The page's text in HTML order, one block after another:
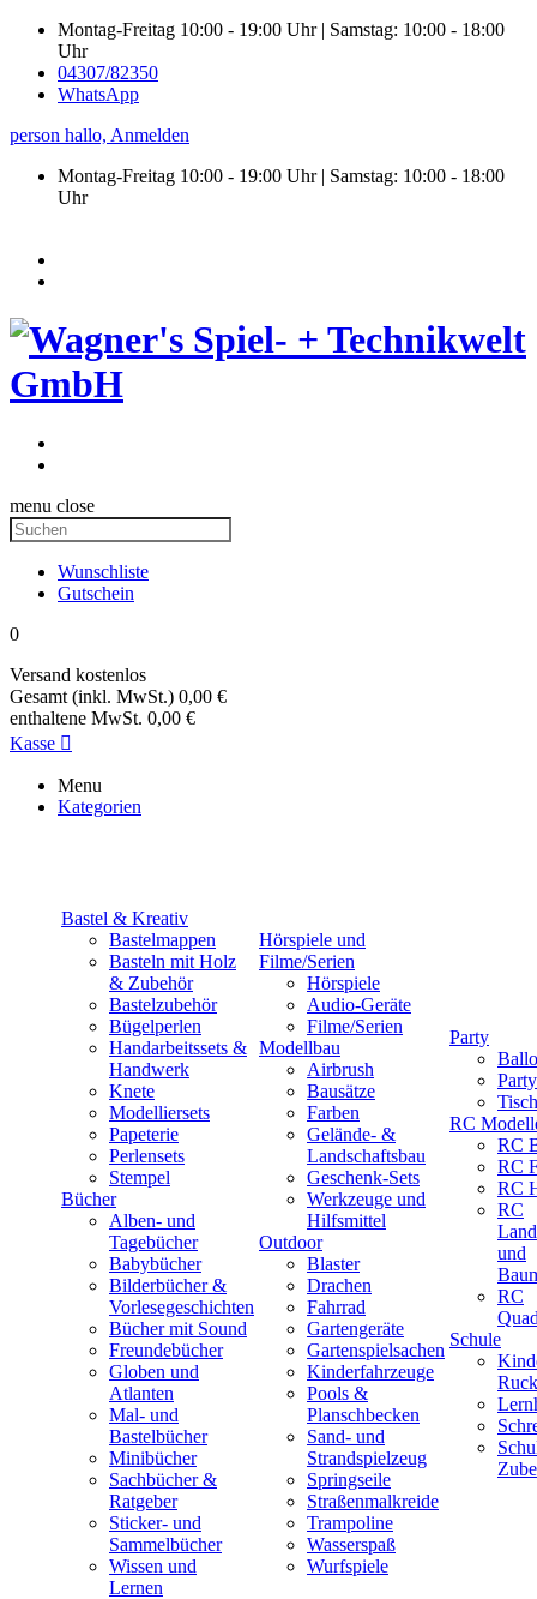
Montag-Freitag 10:00 - 19:00 Uhr | Samstag: 10:00 - 18:00
Uhr
04307/82350
WhatsApp
person hallo, Anmelden
Montag-Freitag 10:00 - 19:00 Uhr | Samstag: 10:00 - 18:00
Uhr
menu close
Wunschliste
Gutschein
0
Versand kostenlos
Gesamt (inkl. MwSt.) 0,00 €
enthaltene MwSt. 0,00 €
Kasse 
Menu
Kategorien
Bastel & Kreativ
Bastelmappen
Basteln mit Holz
& Zubehör
Bastelzubehör
Bügelperlen
Handarbeitssets &
Handwerk
Knete
Modelliersets
Papeterie
Perlensets
Stempel
Bücher
Alben- und
Tagebücher
Babybücher
Bilderbücher &
Vorlesegeschichten
Bücher mit Sound
Freundebücher
Globen und
Atlanten
Mal- und
Bastelbücher
Minibücher
Sachbücher &
Ratgeber
Sticker- und
Sammelbücher
Wissen und
Lernen
Hörspiele und
Filme/Serien
Hörspiele
Audio-Geräte
Filme/Serien
Modellbau
Airbrush
Bausätze
Farben
Gelände- &
Landschaftsbau
Geschenk-Sets
Werkzeuge und
Hilfsmittel
Outdoor
Blaster
Drachen
Fahrrad
Gartengeräte
Gartenspielsachen
Kinderfahrzeuge
Pools &
Planschbecken
Sand- und
Strandspielzeug
Springseile
Straßenmalkreide
Trampoline
Wasserspaß
Wurfspiele
Party
RC
RC
RC
RC
RC
und
RC
Schule